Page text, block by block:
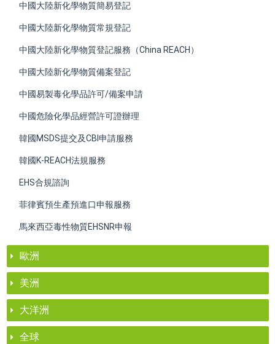
中國大陸新化學物質簡易登記
中國大陸新化學物質常規登記
中國大陸新化學物質登記服務（China REACH）
中國大陸新化學物質備案登記
中國易製毒化學品許可/備案申請
中國危險化學品經營許可證辦理
韓國MSDS提交及CBI申請服務
韓國K-REACH法規服務
EHS合規諮詢
菲律賓預生產預進口申報服務
馬來西亞毒性物質EHSNR申報
歐洲
美洲
大洋洲
全球